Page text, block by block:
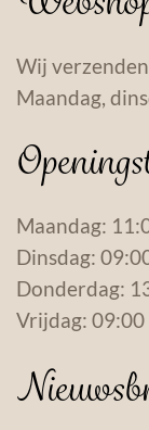
Wij
Maandag,
Maandag:
Dinsdag:
Donderdag:
Vrijdag: